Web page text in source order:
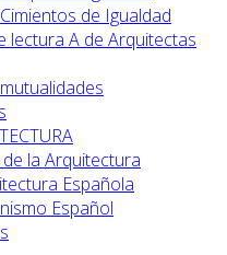
de Igualdad
lectura A de Arquitectas
la Arquitectura
Española
Español